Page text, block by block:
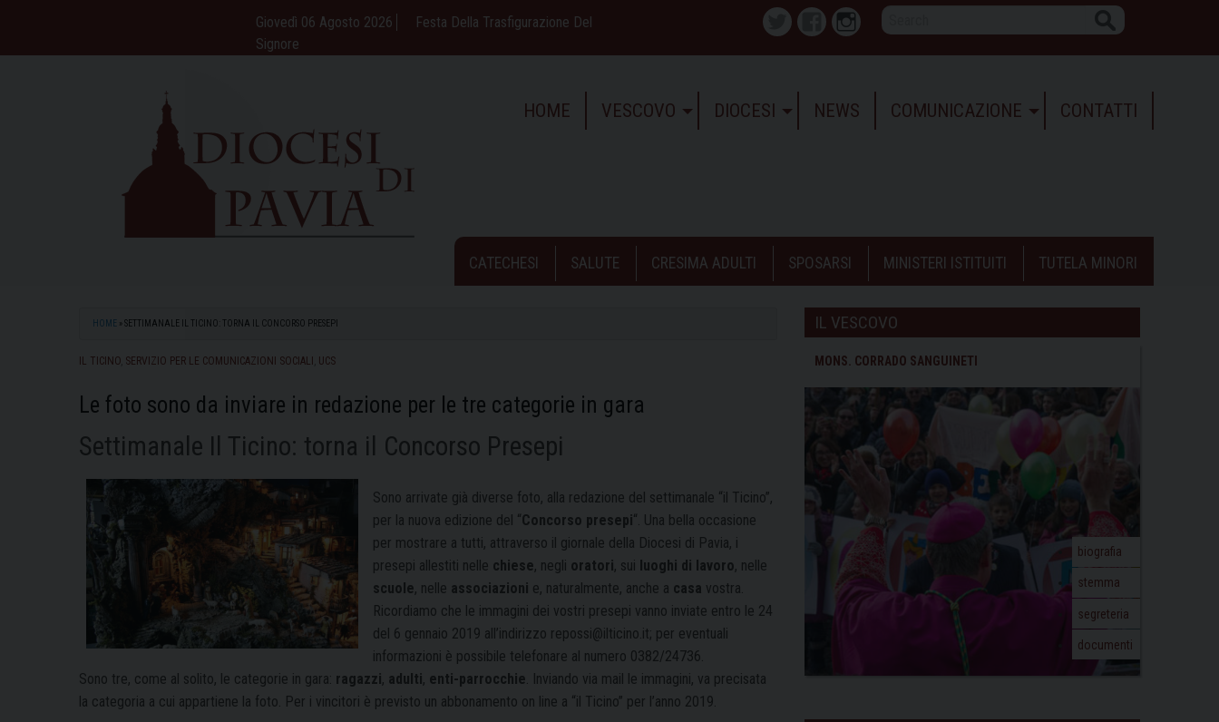
content
Giovedì 06 Agosto 2026
Festa Della Trasfigurazione Del
Signore
Twitter FacebookInstagram
HOME VESCOVO DIOCESI NEWS COMUNICAZIONE CONTATTI
CATECHESI SALUTE CRESIMA ADULTI SPOSARSI MINISTERI ISTITUITI TUTELA MINORI
HOME » SETTIMANALE IL TICINO: TORNA IL CONCORSO PRESEPI
IL TICINO SERVIZIO PER LE COMUNICAZIONI SOCIALI UCS
Le foto sono da inviare in redazione per le tre categorie in gara
Settimanale Il Ticino: torna il Concorso Presepi
Sono arrivate già diverse foto, alla redazione del settimanale “il Ticino”,
per la nuova edizione del “Concorso presepi“. Una bella occasione
per mostrare a tutti, attraverso il giornale della Diocesi di Pavia, i
presepi allestiti nelle chiese, negli oratori, sui luoghi di lavoro, nelle
scuole, nelle associazioni e, naturalmente, anche a casa vostra.
Ricordiamo che le immagini dei vostri presepi vanno inviate entro le 24
del 6 gennaio 2019 all’indirizzo repossi@ilticino.it; per eventuali
informazioni è possibile telefonare al numero 0382/24736.
Sono tre, come al solito, le categorie in gara: ragazzi, adulti, enti-parrocchie. Inviando via mail le immagini, va precisata
la categoria a cui appartiene la foto. Per i vincitori è previsto un abbonamento on line a “il Ticino” per l’anno 2019.
IL VESCOVO
MONS. CORRADO SANGUINETI
biografia
stemma
segreteria
documenti